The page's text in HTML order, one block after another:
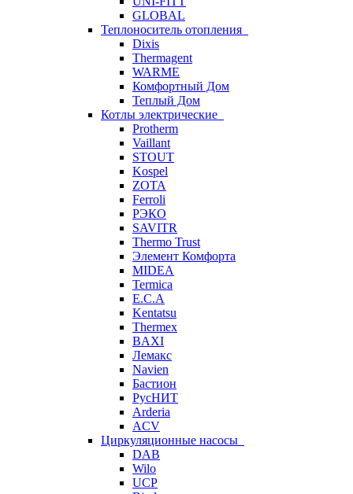
GLOBAL
Теплоноситель отопления
Dixis
Thermagent
WARME
Комфортный Дом
Теплый Дом
Котлы электрические
Protherm
Vaillant
STOUT
Kospel
ZOTA
Ferroli
РЭКО
SAVITR
Thermo Trust
Элемент Комфорта
MIDEA
Termica
E.C.A
Kentatsu
Thermex
BAXI
Лемакс
Navien
Бастион
РусНИТ
Arderia
ACV
Циркуляционные насосы
DAB
Wilo
UCP